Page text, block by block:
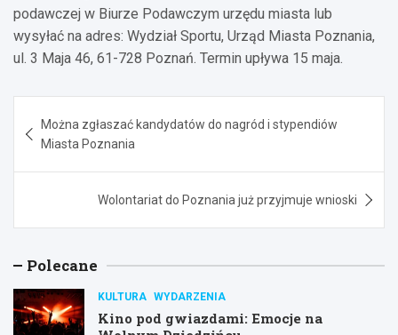
podawczej w Biurze Podawczym urzędu miasta lub
wysyłać na adres: Wydział Sportu, Urząd Miasta Poznania,
ul. 3 Maja 46, 61-728 Poznań. Termin upływa 15 maja.
wpisu
Można zgłaszać kandydatów do nagród i stypendiów
Miasta Poznania
Wolontariat do Poznania już przyjmuje wnioski
Polecane
KULTURA WYDARZENIA
Kino pod gwiazdami: Emocje na